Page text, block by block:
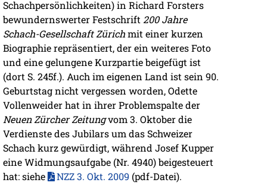
Schachpersönlichkeiten) in Richard Forsters
bewundernswerter Festschrift 200 Jahre
Schach-Gesellschaft Zürichmit einer kurzen
Biographie repräsentiert, der ein weiteres Foto
und eine gelungene Kurzpartie beigefügt ist
(dort S. 245f.). Auch im eigenen Land ist sein 90.
Geburtstag nicht vergessen worden, Odette
Vollenweider hat in ihrer Problemspalte der
Neuen Zürcher Zeitungvom 3. Oktober die
Verdienste des Jubilars um das Schweizer
Schach kurz gewürdigt, während Josef Kupper
eine Widmungsaufgabe (Nr. 4940) beigesteuert
hat: siehe
NZZ 3. Okt. 2009 (pdf-Datei).